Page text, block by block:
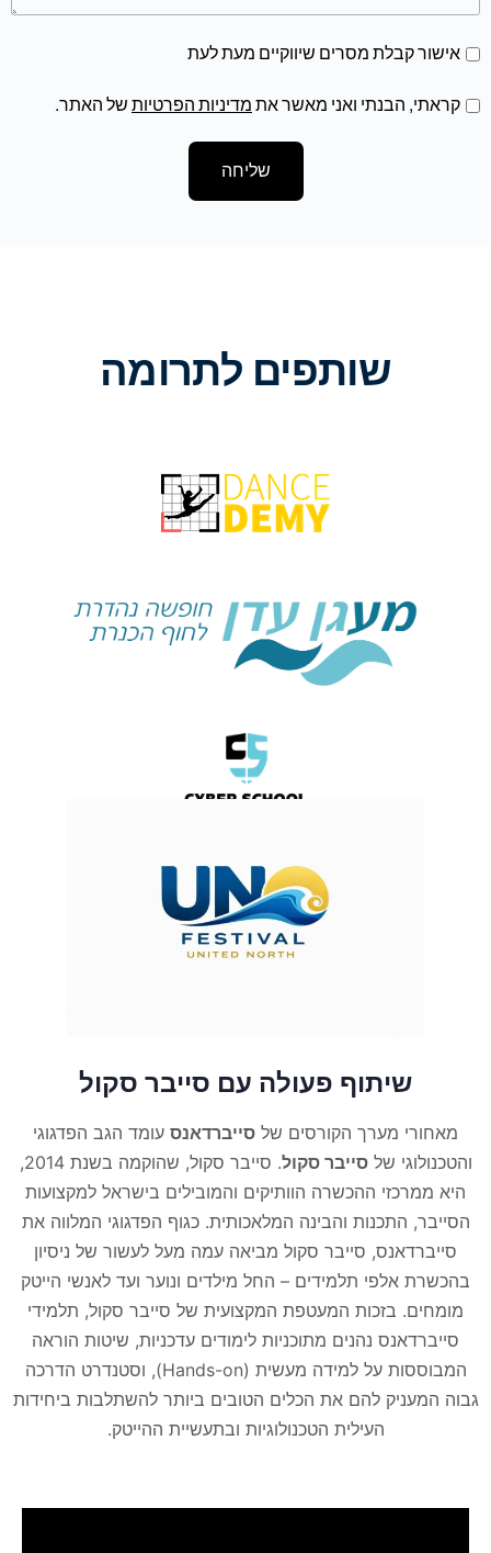
אישור קבלת מסרים שיווקיים מעת לעת
קראתי, הבנתי ואני מאשר את מדיניות הפרטיות של האתר.
שליחה
שותפים לתרומה
שיתוף פעולה עם סייבר סקול
מאחורי מערך הקורסים של סייברדאנס עומד הגב הפדגוגי
והטכנולוגי שלסייבר סקול
. סייבר סקול, שהוקמה בשנת 2014,
היא ממרכזי ההכשרה הוותיקים והמובילים בישראל למקצועות
הסייבר, התכנות והבינה המלאכותית. כגוף הפדגוגי המלווה את
סייברדאנס, סייבר סקול מביאה עמה מעל לעשור של ניסיון
בהכשרת אלפי תלמידים – החל מילדים ונוער ועד לאנשי הייטק
מומחים. בזכות המעטפת המקצועית של סייבר סקול, תלמידי
סייברדאנס נהנים מתוכניות לימודים עדכניות, שיטות הוראה
המבוססות על למידה מעשית (Hands-on), וסטנדרט הדרכה
גבוה המעניק להם את הכלים הטובים ביותר להשתלבות ביחידות
העילית הטכנולוגיות ובתעשיית ההייטק.